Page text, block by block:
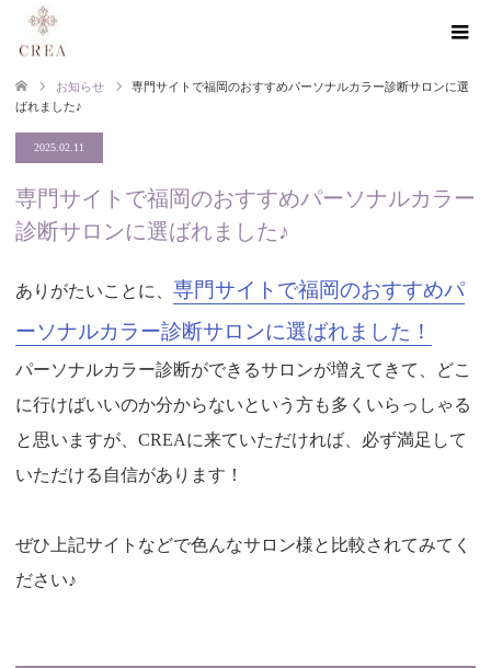
お知らせ
専門サイトで福岡のおすすめパーソナルカラー診断サロンに選
ばれました♪
2025.02.11
専門サイトで福岡のおすすめパーソナルカラー
診断サロンに選ばれました♪
ありがたいことに、 専門サイトで福岡のおすすめパ
ーソナルカラー診断サロンに選ばれました！
パーソナルカラー診断ができるサロンが増えてきて、どこ
に行けばいいのか分からないという方も多くいらっしゃる
と思いますが、CREAに来ていただければ、必ず満足して
いただける自信があります！
ぜひ上記サイトなどで色んなサロン様と比較されてみてく
ださい♪